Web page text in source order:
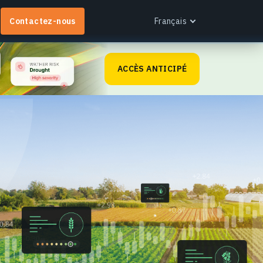
En savoir plus
Contactez-nous Français
Português
ACCÈS ANTICIPÉ